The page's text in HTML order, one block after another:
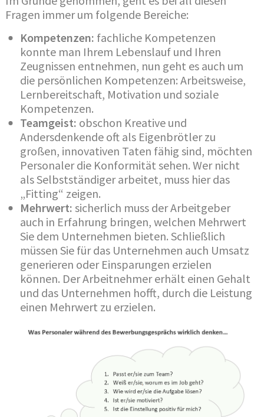
Fragen immer um folgende Bereiche:
Kompetenzen: fachliche Kompetenzen
konnte man Ihrem Lebenslauf und Ihren
Zeugnissen entnehmen, nun geht es auch um
die persönlichen Kompetenzen: Arbeitsweise,
Lernbereitschaft, Motivation und soziale
Kompetenzen.
Teamgeist: obschon Kreative und
Andersdenkende oft als Eigenbrötler zu
großen, innovativen Taten fähig sind, möchten
Personaler die Konformität sehen. Wer nicht
als Selbstständiger arbeitet, muss hier das
„Fitting“ zeigen.
Mehrwert: sicherlich muss der Arbeitgeber
auch in Erfahrung bringen, welchen Mehrwert
Sie dem Unternehmen bieten. Schließlich
müssen Sie für das Unternehmen auch Umsatz
generieren oder Einsparungen erzielen
können. Der Arbeitnehmer erhält einen Gehalt
und das Unternehmen hofft, durch die Leistung
einen Mehrwert zu erzielen.